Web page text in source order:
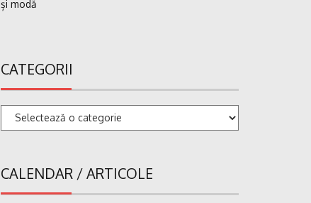
și modă
CATEGORII
Categorii
CALENDAR / ARTICOLE